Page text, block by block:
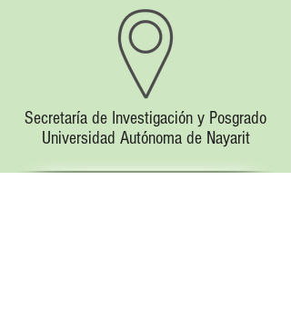
Secretaría de Investigación y Posgrado
Universidad Autónoma de Nayarit